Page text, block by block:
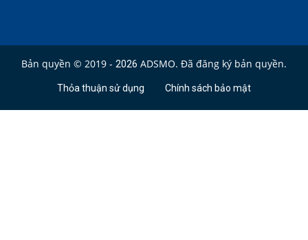
Bản quyền © 2019 - 2026 ADSMO. Đã đăng ký bản quyền.
Thỏa thuận sử dụng Chính sách bảo mật